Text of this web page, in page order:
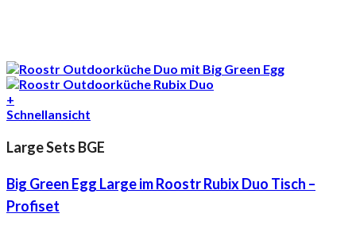
+
Schnellansicht
Large Sets BGE
Big Green Egg Large im Roostr Rubix Duo Tisch –
Profiset